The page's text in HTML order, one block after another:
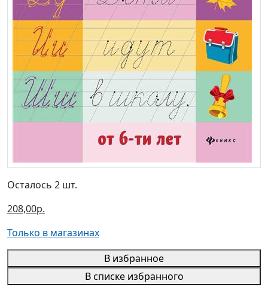
Осталось 2 шт.
208,00р.
Только в магазинах
В избранное
В списке избранного